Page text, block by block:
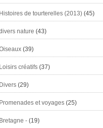
Histoires de tourterelles (2013)(45)
nature (43)
(39)
Loisirs créatifs(37)
Divers(29)
Promenades et voyages(25)
Bretagne -(19)